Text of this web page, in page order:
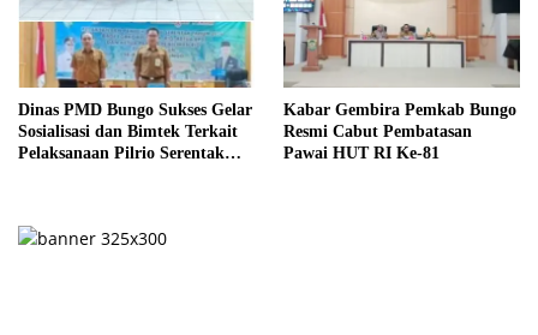
Dinas PMD Bungo Sukses Gelar
Sosialisasi dan Bimtek Terkait
Pelaksanaan Pilrio Serentak
Kabar Gembira Pemkab Bungo
Resmi Cabut Pembatasan
Pawai HUT RI Ke-81